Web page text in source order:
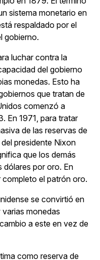
sistema monetario en
respaldado por el
gobierno.
luchar contra la
del gobierno
monedas. Esto ha
que tratan de
comenzó a
En 1971, para tratar
de las reservas de
presidente Nixon
que los demás
dólares por oro. En
el patrón oro.
se convirtió en
monedas
a este en vez de
como reserva de